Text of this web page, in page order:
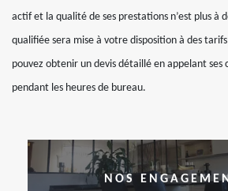
actif et la qualité de ses prestations n’est plus à
qualifiée sera mise à votre disposition à des
pouvez obtenir un devis détaillé en appelant ses
pendant les heures de bureau.
NOS